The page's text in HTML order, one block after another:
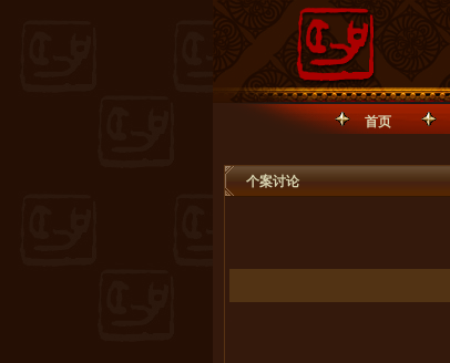
首页
个案讨论